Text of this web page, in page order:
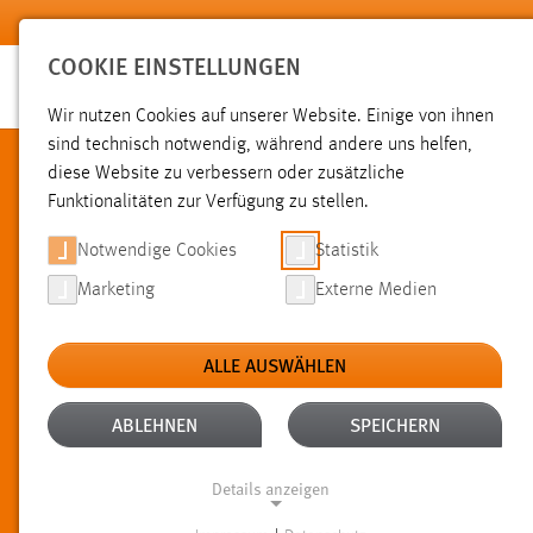
Zum Hauptinhalt springen
STUDIERENDENVERTRETUNG
ÜBER DIE STUDIERENDENVERTRETUNG
Schwarzes Brett
Kontakt
Rätsel
COOKIE EINSTELLUNGEN
Wir nutzen Cookies auf unserer Website. Einige von ihnen
sind technisch notwendig, während andere uns helfen,
diese Website zu verbessern oder zusätzliche
Funktionalitäten zur Verfügung zu stellen.
Notwendige Cookies Statistik
Marketing Externe Medien
ALLE AUSWÄHLEN
ABLEHNEN SPEICHERN
Details anzeigen